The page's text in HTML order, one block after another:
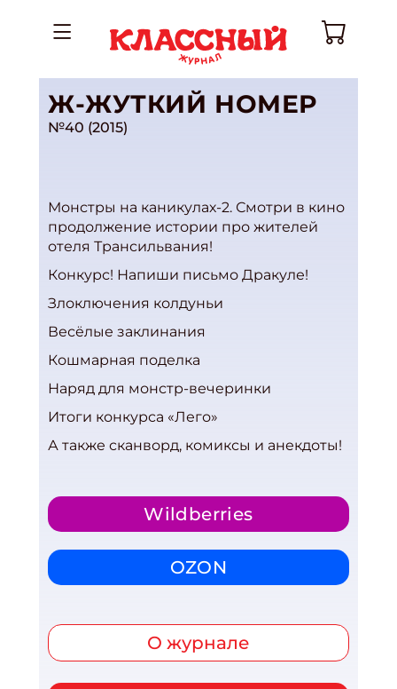
Ж-ЖУТКИЙ НОМЕР
№40 (2015)
Монстры на каникулах-2. Смотри в кино
продолжение истории про жителей
отеля Трансильвания!
Конкурс! Напиши письмо Дракуле!
Злоключения колдуньи
Весёлые заклинания
Кошмарная поделка
Наряд для монстр-вечеринки
Итоги конкурса «Лего»
А также сканворд, комиксы и анекдоты!
Wildberries
OZON
О журнале